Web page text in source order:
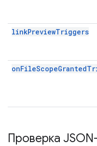
linkPreviewTriggers
Проверка